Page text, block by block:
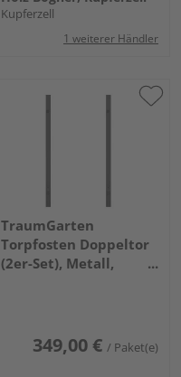
Kupferzell
1 weiterer Händler
TraumGarten
Torpfosten Doppeltor
(2er-Set), Metall,
349,00 € / Paket(e)